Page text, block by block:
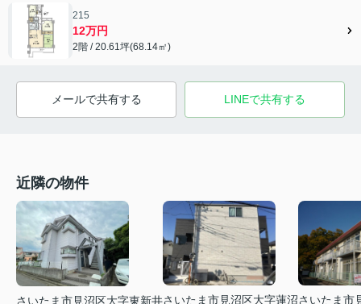
215
12万円
2階 / 20.61坪(68.14㎡)
メールで共有する LINEで共有する
近隣の物件
さいたま市見沼区大字東新井さいたま市見沼区大字蓮沼さいたま市